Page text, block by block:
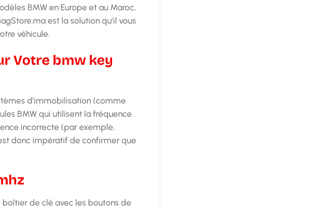
BMW en Europe et au Maroc,
est la solution qu’il vous
véhicule.
Votre bmw key
d’immobilisation (comme
BMW qui utilisent la fréquence
incorrecte (par exemple,
donc impératif de confirmer que
boîtier de clé avec les boutons de